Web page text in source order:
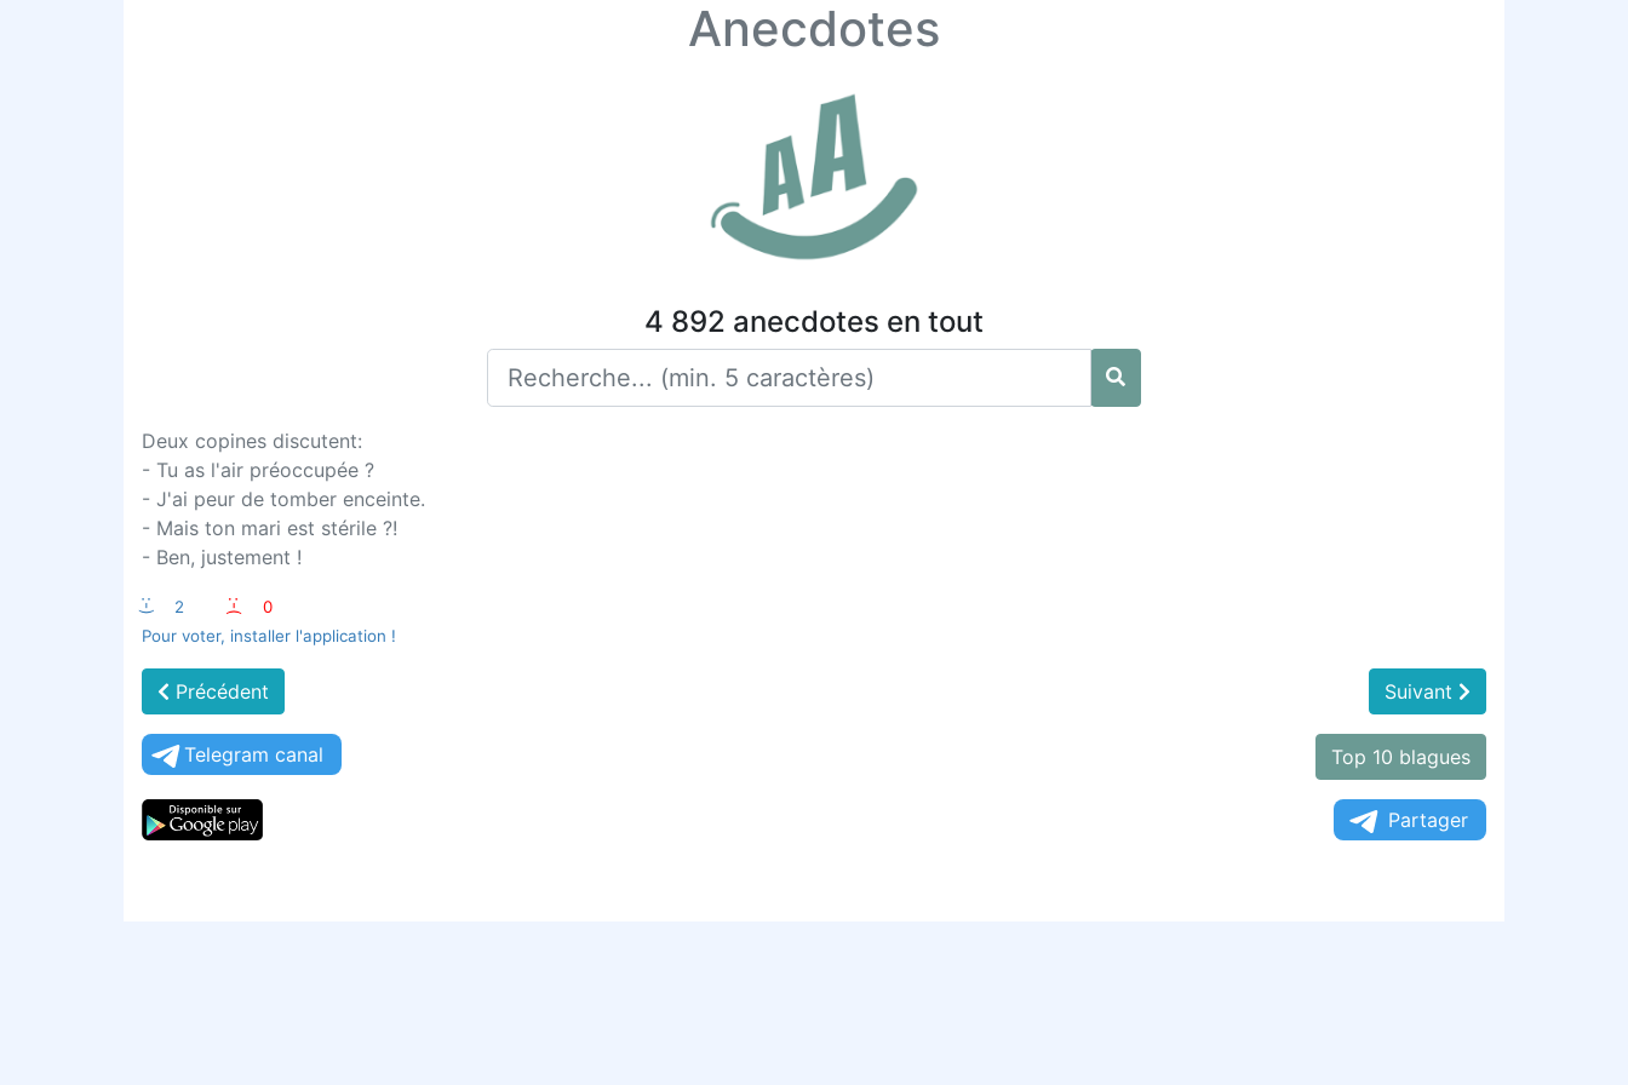
Anecdotes
4 892 anecdotes en tout
Deux copines discutent:
- Tu as l'air préoccupée ?
- J'ai peur de tomber enceinte.
- Mais ton mari est stérile ?!
- Ben, justement !
:-) 2 :-(
0
Pour voter, installer l'application !
Précédent Suivant
Telegram canal Top 10 blagues
Partager